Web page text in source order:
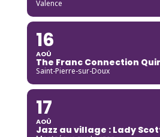
Valence
16
AOÛ
The Franc Connection
Saint-Pierre-sur-Doux
17
AOÛ
Jazz au village : Lady